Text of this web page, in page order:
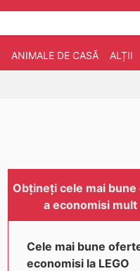
ANIMALE DE CASĂ ALȚII
Obțineți cele mai
a economisi mult
Cele mai bune
economisi la LEGO